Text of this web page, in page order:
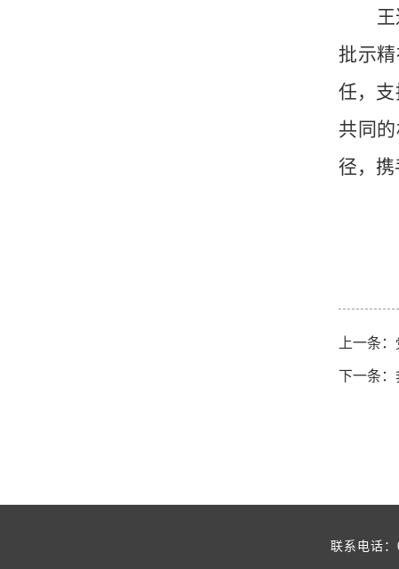
批示
任，
共同
径，携
上一条：
下一条：
联系电话